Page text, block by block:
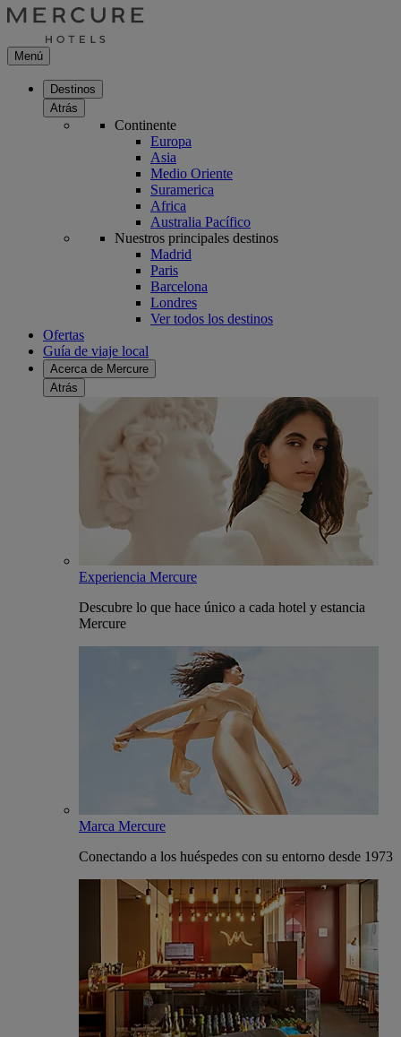
Menú
Destinos
Atrás
Continente
Europa
Asia
Medio Oriente
Suramerica
Africa
Australia Pacífico
Nuestros principales destinos
Madrid
Paris
Barcelona
Londres
Ver todos los destinos
Ofertas
Guía de viaje local
Acerca de Mercure
Atrás
Experiencia Mercure
Descubre lo que hace único a cada hotel y estancia
Mercure
Marca Mercure
Conectando a los huéspedes con su entorno desde 1973